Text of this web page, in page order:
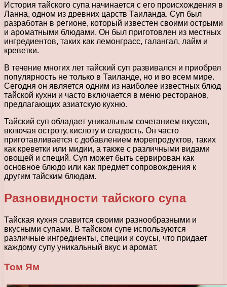
История тайского супа начинается с его происхождения в
Ланна, одном из древних царств Таиланда. Суп был
разработан в регионе, который известен своими острыми
и ароматными блюдами. Он был приготовлен из местных
ингредиентов, таких как лемонграсс, галангал, лайм и
креветки.
В течение многих лет тайский суп развивался и приобрел
популярность не только в Таиланде, но и во всем мире.
Сегодня он является одним из наиболее известных блюд
тайской кухни и часто включается в меню ресторанов,
предлагающих азиатскую кухню.
Тайский суп обладает уникальным сочетанием вкусов,
включая остроту, кислоту и сладость. Он часто
приготавливается с добавлением морепродуктов, таких
как креветки или мидии, а также с различными видами
овощей и специй. Суп может быть сервирован как
основное блюдо или как предмет сопровождения к
другим тайским блюдам.
Разновидности тайского супа
Тайская кухня славится своими разнообразными и
вкусными супами. В тайском супе используются
различные ингредиенты, специи и соусы, что придает
каждому супу уникальный вкус и аромат.
Том Ям